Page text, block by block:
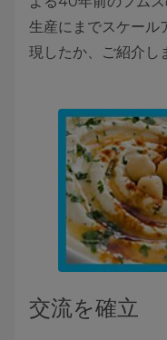
生産にまでスケール
現したか、ご紹介し
交流を確立